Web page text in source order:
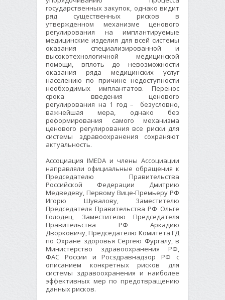
государственных закупок, однако видит
ряд существенных рисков в
утвержденном механизме ценового
регулирования на имплантируемые
медицинские изделия для всей системы
оказания специализированной и
высокотехнологичной медицинской
помощи, вплоть до невозможности
оказания ряда медицинских услуг
населению по причине недоступности
необходимых имплантатов. Перенос
срока введения ценового
регулирования на 1 год – безусловно,
важнейшая мера, однако без
реформирования самого механизма
ценового регулирования все риски для
системы здравоохранения сохраняют
актуальность.
Ассоциация IMEDA и члены Ассоциации
направляли официальные обращения к
Председателю Правительства
Российской Федерации Дмитрию
Медведеву, Первому Вице-Премьеру РФ
Игорю Шувалову, Заместителю
Председателя Правительства РФ Ольге
Голодец, Заместителю Председателя
Правительства РФ Аркадию
Дворковичу, Председателю Комитета ГД
по Охране здоровья Сергею Фургалу, в
Министерство здравоохранения РФ,
ФАС России и Росздравнадзор РФ с
описанием конкретных рисков для
системы здравоохранения и наиболее
эффективных мер по предотвращению
данных рисков.